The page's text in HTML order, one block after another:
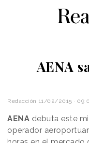
AENA
Redacción 11/02/2015 ·
AENA debuta este
operador